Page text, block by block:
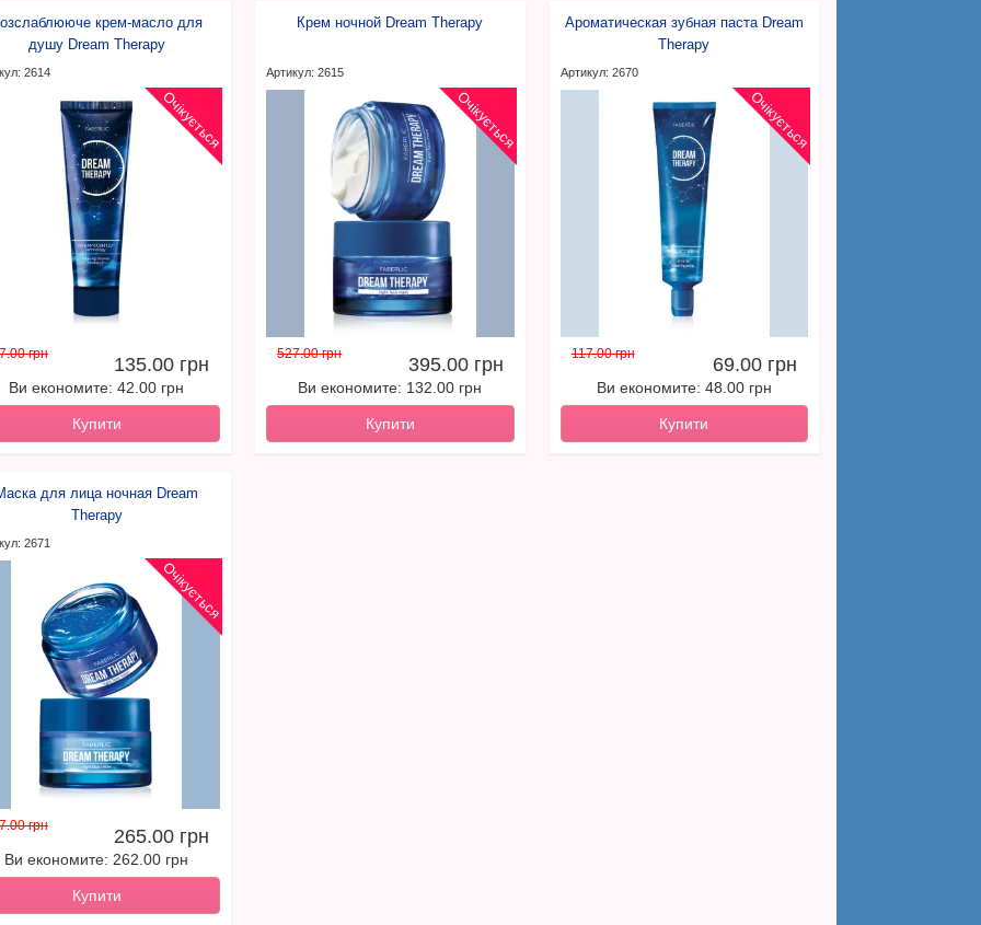
крем-масло для
душу Dream Therapy
2614
Очікується
грн 135.00 грн
Ви економите: 42.00 грн
Купити
Крем ночной Dream Therapy
Артикул: 2615
Очікується
527.00 грн 395.00 грн
Ви економите: 132.00 грн
Купити
Ароматическая зубная паста Dream
Therapy
Артикул: 2670
Очікується
117.00 грн 69.00 грн
Ви економите: 48.00 грн
Купити
для лица ночная Dream
Therapy
2671
Очікується
грн 265.00 грн
Ви економите: 262.00 грн
Купити